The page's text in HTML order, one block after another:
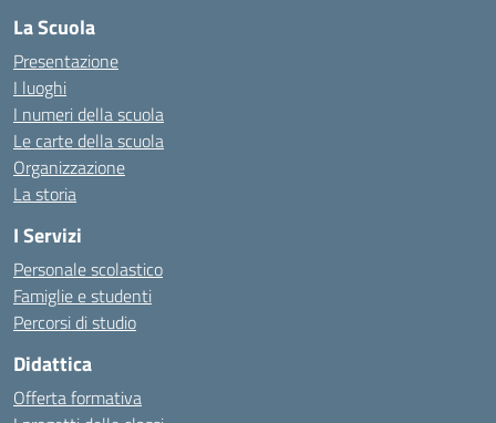
La Scuola
Presentazione
I luoghi
I numeri della scuola
Le carte della scuola
Organizzazione
La storia
I Servizi
Personale scolastico
Famiglie e studenti
Percorsi di studio
Didattica
Offerta formativa